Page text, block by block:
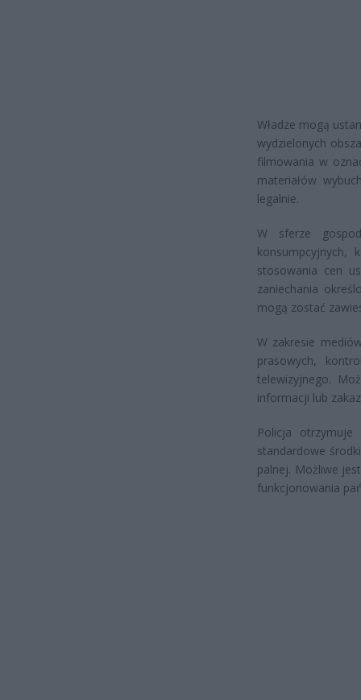
Władze mogą
wydzielonych
filmowania w
materiałów
legalnie.
W sferze
konsumpcyjnych,
stosowania cen
zaniechania
mogą zostać
W zakresie
prasowych,
telewizyjnego.
informacji lub
Policja otrzymuje
standardowe
palnej. Możliwe
funkcjonowania